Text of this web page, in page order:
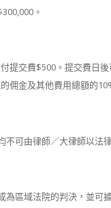
。
提交費$500。提交費日
佣金及其他費用總額的
可由律師／大律師以法
區域法院的判決，並可